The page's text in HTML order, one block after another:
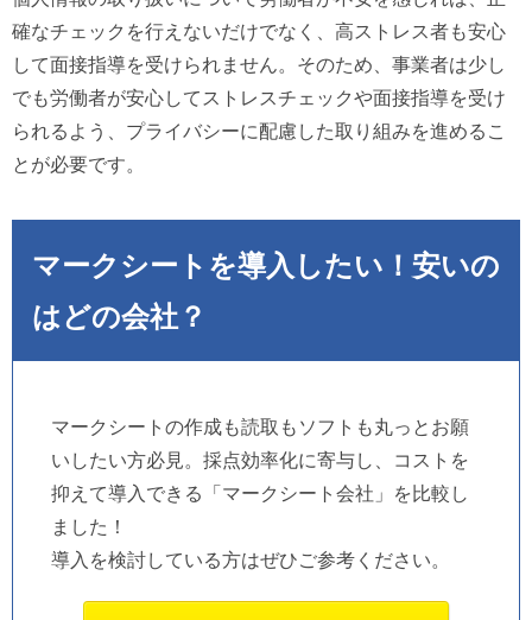
確なチェックを行えないだけでなく、高ストレス者も安心
して面接指導を受けられません。そのため、事業者は少し
でも労働者が安心してストレスチェックや面接指導を受け
られるよう、プライバシーに配慮した取り組みを進めるこ
とが必要です。
マークシートを導入したい！安いの
はどの会社？
マークシートの作成も読取もソフトも丸っとお願
いしたい方必見。採点効率化に寄与し、コストを
抑えて導入できる「マークシート会社」を比較し
ました！
導入を検討している方はぜひご参考ください。